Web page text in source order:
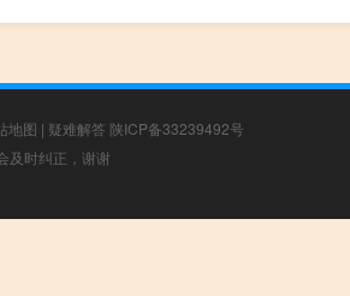
地图 | 疑难解答 陕ICP备33239492号
及时纠正，谢谢